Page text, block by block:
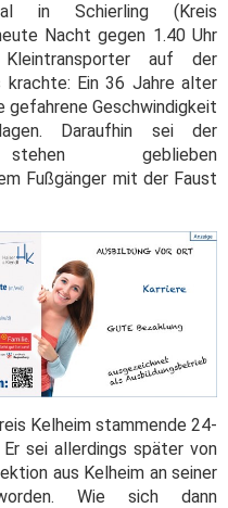
in Schierling (Kreis
Nacht gegen 1.40 Uhr
auf der
krachte: Ein 36 Jahre alter
gefahrene Geschwindigkeit
Daraufhin sei der
stehen geblieben
Fußgänger mit der Faust
Kelheim stammende 24-
sei allerdings später von
aus Kelheim an seiner
Wie sich dann